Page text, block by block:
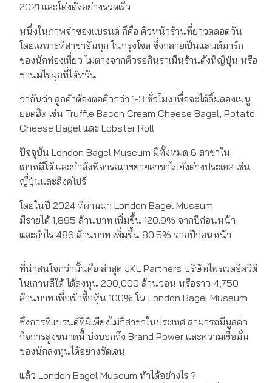
2021 และโด่งดังอย่างรวดเร็ว
หนึ่งในภาพจำของแบรนด์ ก็คือ คิวหน้าร้านที่ยาวตลอดวัน
โดยเฉพาะที่สาขาอันกุก ในกรุงโซล ซึ่งกลายเป็นแลนด์มาร์ก
ของนักท่องเที่ยว ไม่ต่างจากคิวรอกินราเม็นร้านดังที่ญี่ปุ่น หรือ
ชานมไข่มุกที่ไต้หวัน
ว่ากันว่า ลูกค้าต้องต่อคิวกว่า 1-3 ชั่วโมง เพื่อจะได้ลิ้มลองเมนู
ยอดฮิต เช่น Truffle Bacon Cream Cheese Bagel, Potato
Cheese Bagel และ Lobster Roll
ปัจจุบัน London Bagel Museum มีทั้งหมด 6 สาขาใน
เกาหลีใต้ และกำลังพิจารณาขยายสาขาไปยังต่างประเทศ เช่น
ญี่ปุ่นและสิงคโปร์
โดยในปี 2024 ที่ผ่านมา London Bagel Museum
มีรายได้ 1,895 ล้านบาท เพิ่มขึ้น 120.9% จากปีก่อนหน้า
และกำไร 486 ล้านบาท เพิ่มขึ้น 80.5% จากปีก่อนหน้า
ที่น่าสนใจกว่านั้นคือ ล่าสุด JKL Partners บริษัทไพรเวตอิควิตี
ในเกาหลีใต้ ได้ลงทุน 200,000 ล้านวอน หรือราว 4,750
ล้านบาท เพื่อเข้าซื้อหุ้น 100% ใน London Bagel Museum
ซึ่งการที่แบรนด์ที่มีเพียงไม่กี่สาขาในประเทศ สามารถมีมูลค่า
กิจการสูงขนาดนี้ บ่งบอกถึง Brand Power และความเชื่อมั่น
ของนักลงทุนได้อย่างชัดเจน
แล้ว London Bagel Museum ทำได้อย่างไร ?